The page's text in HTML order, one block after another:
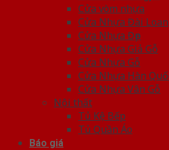
Cửa vòm nhựa
Cửa Nhựa Đài Loan
Cửa Nhựa Đẹp
Cửa Nhựa Giả Gỗ
Cửa Nhựa Gỗ
Cửa Nhựa Hàn
Cửa Nhựa Vân Gỗ
Nội thất
Tủ Kệ Bếp
Tủ Quần Áo
Báo giá